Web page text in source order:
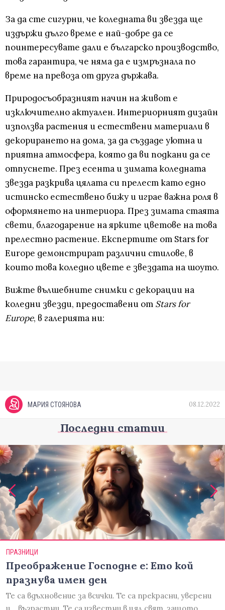
За да сте сигурни, че коледната ви звезда ще
издържи дълго време е най-добре да се
поинтересувате дали е българско производство,
това гарантира, че няма да е измръзнала по
време на превоза от друга държава.
Природосъобразният начин на живот е
изключително актуален. Интериорният дизайн
използва растения и естествени материали в
декорирането на дома, за да създаде уютна и
приятна атмосфера, която да ви подкани да се
отпуснете. През есента и зимата коледната
звезда разкрива цялата си прелест като едно
истинско естествено бижу и играе важна роля в
оформянето на интериора. През зимата стаята
свети, благодарение на ярките цветове на това
прелестно растение. Експертите от Stars for
Europe демонстрират различни стилове, в
които това коледно цвете е звездата на шоуто.
Вижте вълшебните снимки с декорации на
коледни звезди, предоставени от Stars for
Europe, в галерията ни:
МАРИЯ СТОЯНОВА 08.12.2022
Последни статии
ПРАЗНИЦИ
Преображение Господне е: Ето кой
празнува имен ден
Те са вдъхновение за всички. Те са прекрасни, уверени